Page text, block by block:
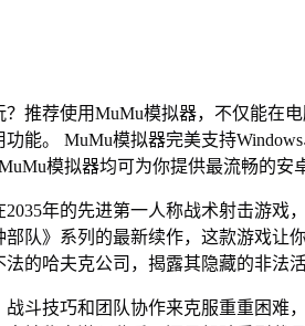
推荐使用MuMu模拟器，不仅能在
能。 MuMu模拟器完美支持
模拟器均可为你提供最流畅的安
2035年的先进第一人称战术射击游戏
队》系列的最新续作，这款游戏让
的哈夫克公司，揭露其隐藏的非法活
斗技巧和团队协作来克服重重困难